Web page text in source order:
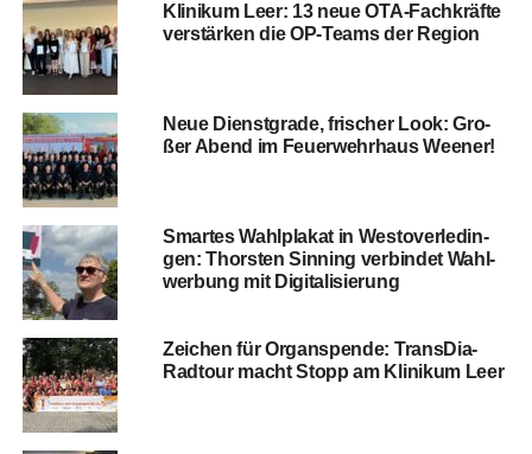
Kli­ni­kum Leer: 13 neue OTA-Fach­kräf­te
ver­stär­ken die OP-Teams der Region
Neue Dienst­gra­de, fri­scher Look: Gro­
ßer Abend im Feu­er­wehr­haus Weener!
Smar­tes Wahl­pla­kat in Wes­t­ov­er­le­din­
gen: Thors­ten Sin­ning ver­bin­det Wahl­
wer­bung mit Digitalisierung
Zei­chen für Organ­spen­de: Trans­Dia-
Rad­tour macht Stopp am Kli­ni­kum Leer